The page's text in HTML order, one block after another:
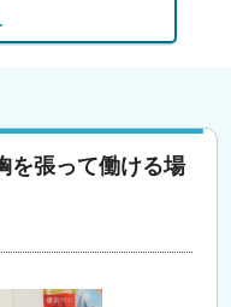
を張って働ける場